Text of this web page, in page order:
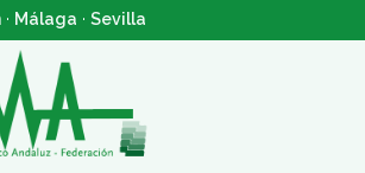
· Málaga · Sevilla